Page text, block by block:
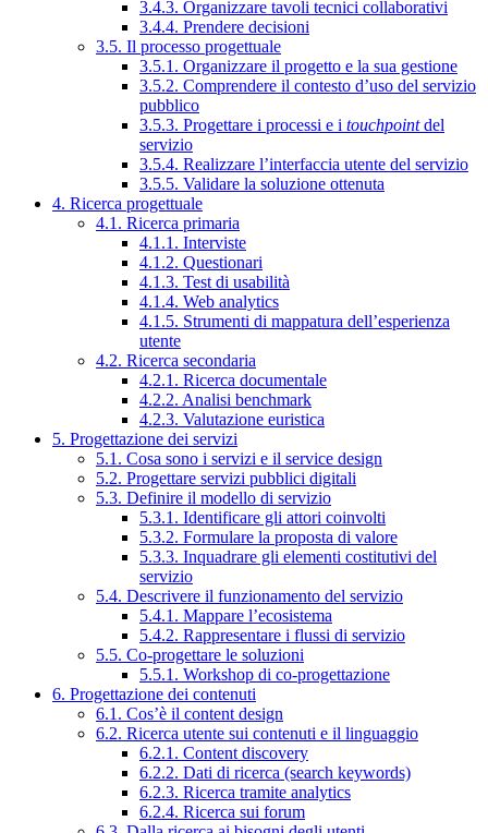
3.4.3. Organizzare tavoli tecnici collaborativi
3.4.4. Prendere decisioni
3.5. Il processo progettuale
3.5.1. Organizzare il progetto e la sua gestione
3.5.2. Comprendere il contesto d’uso del servizio
pubblico
3.5.3. Progettare i processi e i touchpointdel
servizio
3.5.4. Realizzare l’interfaccia utente del servizio
3.5.5. Validare la soluzione ottenuta
4. Ricerca progettuale
4.1. Ricerca primaria
4.1.1. Interviste
4.1.2. Questionari
4.1.3. Test di usabilità
4.1.4. Web analytics
4.1.5. Strumenti di mappatura dell’esperienza
utente
4.2. Ricerca secondaria
4.2.1. Ricerca documentale
4.2.2. Analisi benchmark
4.2.3. Valutazione euristica
5. Progettazione dei servizi
5.1. Cosa sono i servizi e il service design
5.2. Progettare servizi pubblici digitali
5.3. Definire il modello di servizio
5.3.1. Identificare gli attori coinvolti
5.3.2. Formulare la proposta di valore
5.3.3. Inquadrare gli elementi costitutivi del
servizio
5.4. Descrivere il funzionamento del servizio
5.4.1. Mappare l’ecosistema
5.4.2. Rappresentare i flussi di servizio
5.5. Co-progettare le soluzioni
5.5.1. Workshop di co-progettazione
6. Progettazione dei contenuti
6.1. Cos’è il content design
6.2. Ricerca utente sui contenuti e il linguaggio
6.2.1. Content discovery
6.2.2. Dati di ricerca (search keywords)
6.2.3. Ricerca tramite analytics
6.2.4. Ricerca sui forum